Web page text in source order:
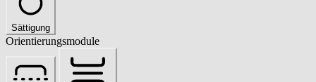
Sättigung
Orientierungsmodule